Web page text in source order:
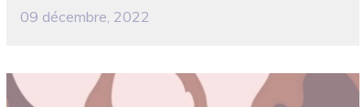
09 décembre, 2022